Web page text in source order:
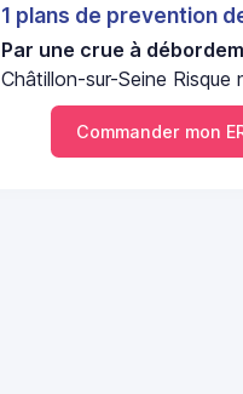
1 plans de prevention
Par une crue à
Châtillon-sur-Seine Risque
Commander mon